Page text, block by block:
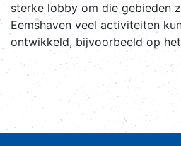
sterke lobby om die gebieden
Eemshaven veel activiteiten
ontwikkeld, bijvoorbeeld op